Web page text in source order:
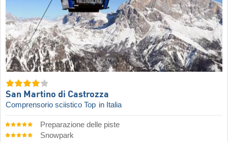
San Martino di Castrozza
Comprensorio sciistico Top in Italia
Preparazione delle piste
Snowpark